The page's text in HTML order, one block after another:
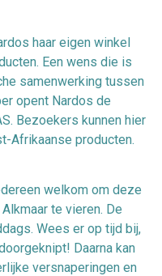
haar eigen winkel
Een wens die is
samenwerking tussen
opent Nardos de
Bezoekers kunnen hier
Afrikaanse producten.
welkom om deze
te vieren. De
Wees er op tijd bij,
Daarna kan
versnaperingen en